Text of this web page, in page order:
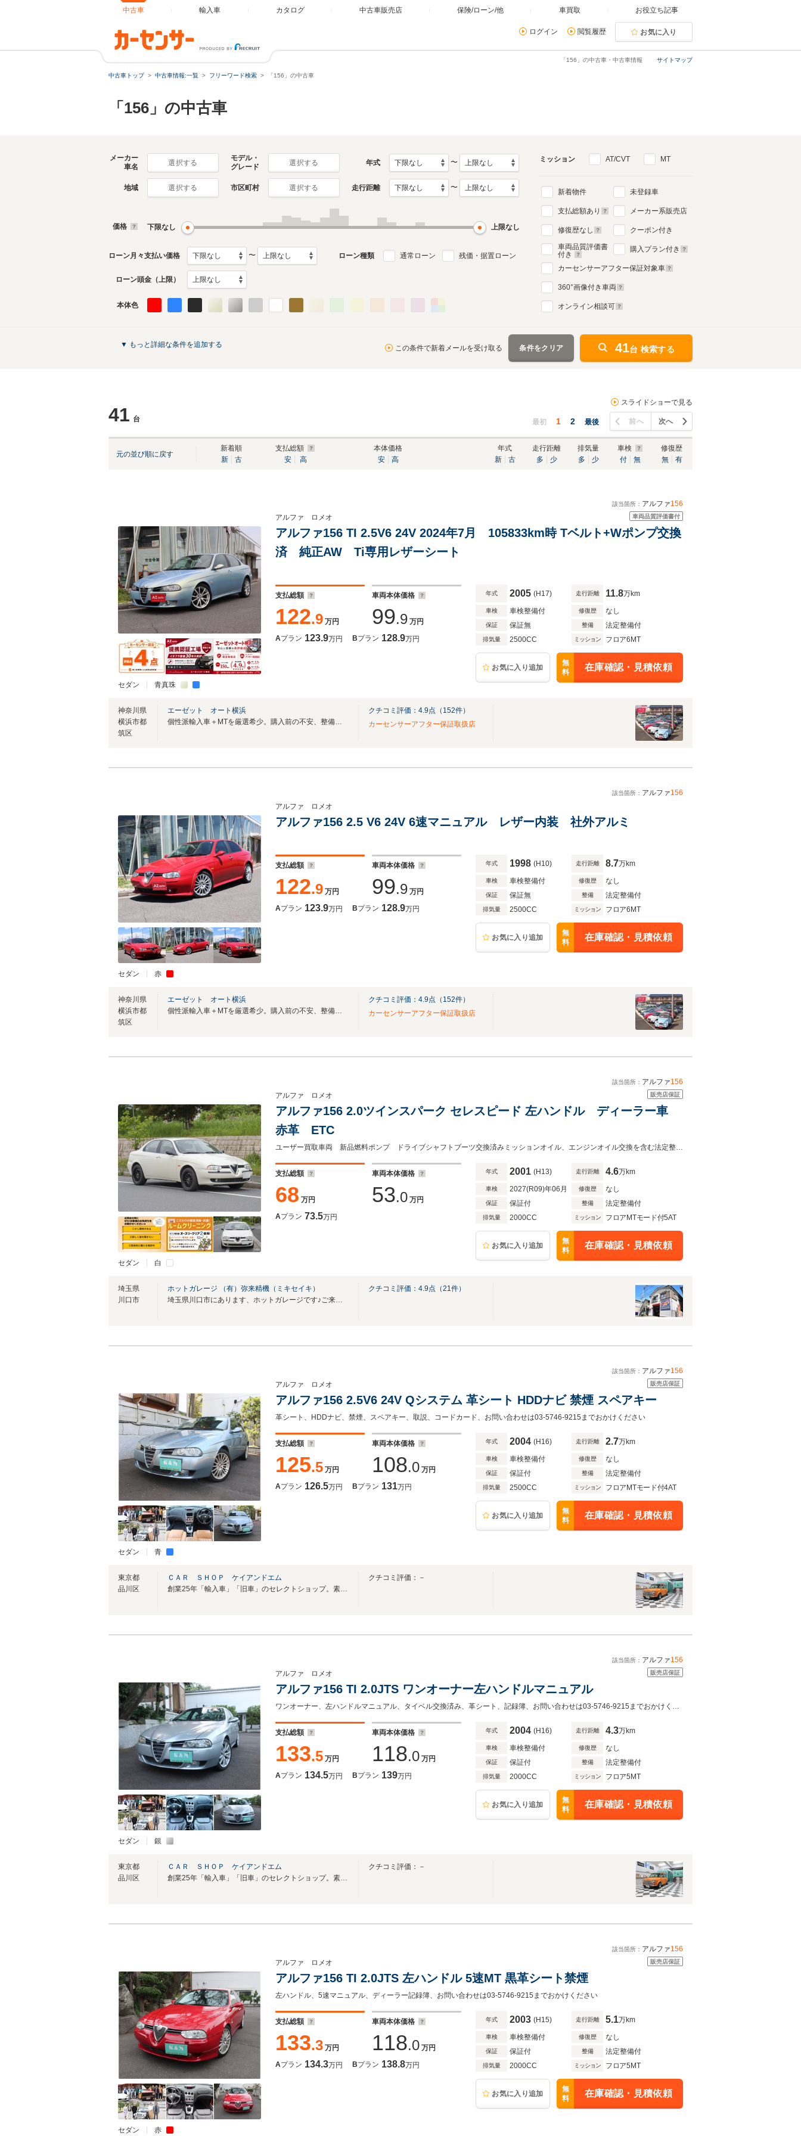
中古車 輸入車 カタログ 中古車販売店 保険/ローン/他 車買取 お役立ち記事
ログイン 閲覧履歴 お気に入り
サイトマップ
「156」の中古車・中古車情報
中古車トップ 中古車情報:一覧 フリーワード検索 「156」の中古車
「156」の中古車
メーカー
車名
選択する
モデル・
グレード
選択する 年式 〜
地域 選択する 市区町村 選択する 走行距離 〜
価格 下限なし 上限なし
ローン月々支払い価格 〜 ローン種類 通常ローン 残価・据置ローン
ローン頭金（上限）
本体色
ミッション AT/CVT MT
新着物件
支払総額あり
修復歴なし
車両品質評価書
付き
未登録車
メーカー系販売店
クーポン付き
購入プラン付き
カーセンサーアフター保証対象車
360°画像付き車両
オンライン相談可
▼ もっと詳細な条件を追加する この条件で新着メールを受け取る 条件をクリア 41台 検索する
41 台
スライドショーで見る
最初 1 2 最後 前へ 次へ
元の並び順に戻す
新着順
新
古
支払総額
安
高
本体価格
安
高
年式
新
古
走行距離
多
少
排気量
多
少
車検
付
無
修復歴
無
有
該当箇所： アルファ156
セダン 青真珠
車両品質評価書付
アルファ ロメオ
アルファ156 TI 2.5V6 24V 2024年7月 105833km時 Tベルト+Wポンプ交換
済 純正AW Ti専用レザーシート
支払総額
122.9 万円
車両本体価格
99.9 万円
Aプラン 123.9万円 Bプラン 128.9万円
年式 2005 (H17) 走行距離 11.8万km
車検 車検整備付 修復歴 なし
保証 保証無 整備 法定整備付
排気量 2500CC ミッション フロア6MT
お気に入り追加
無
料
在庫確認・見積依頼
神奈川県
横浜市都
筑区
エーゼット オート横浜
個性派輸入車＋MTを厳選希少。購入前の不安、整備履歴、弱点まで正直にご説明します
クチコミ評価： 4.9点（ 152件）
カーセンサーアフター保証取扱店
該当箇所： アルファ156
セダン 赤
アルファ ロメオ
アルファ156 2.5 V6 24V 6速マニュアル レザー内装 社外アルミ
支払総額
122.9 万円
車両本体価格
99.9 万円
Aプラン 123.9万円 Bプラン 128.9万円
年式 1998 (H10) 走行距離 8.7万km
車検 車検整備付 修復歴 なし
保証 保証無 整備 法定整備付
排気量 2500CC ミッション フロア6MT
お気に入り追加
無
料
在庫確認・見積依頼
神奈川県
横浜市都
筑区
エーゼット オート横浜
個性派輸入車＋MTを厳選希少。購入前の不安、整備履歴、弱点まで正直にご説明します
クチコミ評価： 4.9点（ 152件）
カーセンサーアフター保証取扱店
該当箇所： アルファ156
セダン 白
販売店保証
アルファ ロメオ
アルファ156 2.0ツインスパーク セレスピード 左ハンドル ディーラー車
赤革 ETC
ユーザー買取車両 新品燃料ポンプ ドライブシャフトブーツ交換済みミッションオイル、エンジンオイル交換を含む法定整備点検を実施 ルームクリーニング
支払総額
68 万円
車両本体価格
53.0 万円
Aプラン 73.5万円
年式 2001 (H13) 走行距離 4.6万km
車検 2027(R09)年06月 修復歴 なし
保証 保証付 整備 法定整備付
排気量 2000CC ミッション フロアMTモード付5AT
お気に入り追加
無
料
在庫確認・見積依頼
埼玉県
川口市
ホットガレージ （有）弥来精機（ミキセイキ）
埼玉県川口市にあります、ホットガレージです♪ご来店の際は事前にご連絡下さい。
クチコミ評価： 4.9点（21件）
該当箇所： アルファ156
セダン 青
販売店保証
アルファ ロメオ
アルファ156 2.5V6 24V Qシステム 革シート HDDナビ 禁煙 スペアキー
革シート、HDDナビ、禁煙、スペアキー、取説、コードカード、お問い合わせは03-5746-9215までおかけください
支払総額
125.5 万円
車両本体価格
108.0 万円
Aプラン 126.5万円 Bプラン 131万円
年式 2004 (H16) 走行距離 2.7万km
車検 車検整備付 修復歴 なし
保証 保証付 整備 法定整備付
排気量 2500CC ミッション フロアMTモード付4AT
お気に入り追加
無
料
在庫確認・見積依頼
東京都
品川区
ＣＡＲ ＳＨＯＰ ケイアンドエム
創業25年「輸入車」「旧車」のセレクトショップ。素敵な CAR LIFE をお届けします♪
クチコミ評価：－
該当箇所： アルファ156
セダン 銀
販売店保証
アルファ ロメオ
アルファ156 TI 2.0JTS ワンオーナー左ハンドルマニュアル
ワンオーナー、左ハンドルマニュアル、タイベル交換済み、革シート、記録簿、お問い合わせは03-5746-9215までおかけください
支払総額
133.5 万円
車両本体価格
118.0 万円
Aプラン 134.5万円 Bプラン 139万円
年式 2004 (H16) 走行距離 4.3万km
車検 車検整備付 修復歴 なし
保証 保証付 整備 法定整備付
排気量 2000CC ミッション フロア5MT
お気に入り追加
無
料
在庫確認・見積依頼
東京都
品川区
ＣＡＲ ＳＨＯＰ ケイアンドエム
創業25年「輸入車」「旧車」のセレクトショップ。素敵な CAR LIFE をお届けします♪
クチコミ評価：－
該当箇所： アルファ156
セダン 赤
販売店保証
アルファ ロメオ
アルファ156 TI 2.0JTS 左ハンドル 5速MT 黒革シート禁煙
左ハンドル、5速マニュアル、ディーラー記録簿、お問い合わせは03-5746-9215までおかけください
支払総額
133.3 万円
車両本体価格
118.0 万円
Aプラン 134.3万円 Bプラン 138.8万円
年式 2003 (H15) 走行距離 5.1万km
車検 車検整備付 修復歴 なし
保証 保証付 整備 法定整備付
排気量 2000CC ミッション フロア5MT
お気に入り追加
無
料
在庫確認・見積依頼